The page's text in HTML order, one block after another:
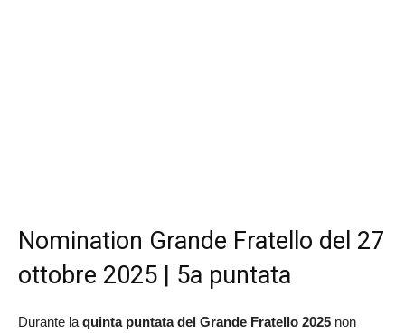
Nomination Grande Fratello del 27
ottobre 2025 | 5a puntata
Durante laquinta puntata del Grande Fratello 2025 non